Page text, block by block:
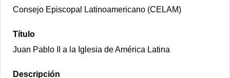
Consejo Episcopal Latinoamericano (CELAM)
Título
Juan Pablo II a la Iglesia de América Latina
Descripción